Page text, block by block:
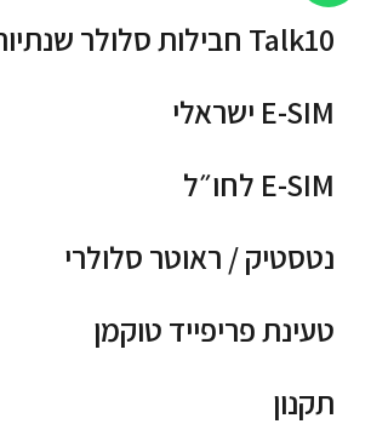
Talk10 חבילות סלולר שנתיות
E-SIM ישראלי
E-SIM לחו״ל
נטסטיק / ראוטר סלולרי
טעינת פריפייד טוקמן
תקנון